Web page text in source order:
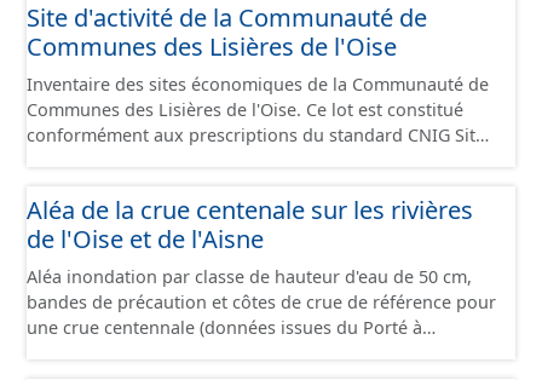
conformément aux prescriptions du standard CNIG Sites
Économiques. Ce lot ne contient pas la référence aux
delà des prescriptions du CNIG se limitant aux SCI.
Site d'activité de la Communauté de
Communes des Lisières de l'Oise
Inventaire des sites économiques de la Communauté de
Communes des Lisières de l'Oise. Ce lot est constitué
conformément aux prescriptions du standard CNIG Sites
Aléa de la crue centenale sur les rivières
de l'Oise et de l'Aisne
Aléa inondation par classe de hauteur d'eau de 50 cm,
bandes de précaution et côtes de crue de référence pour
une crue centennale (données issues du Porté à